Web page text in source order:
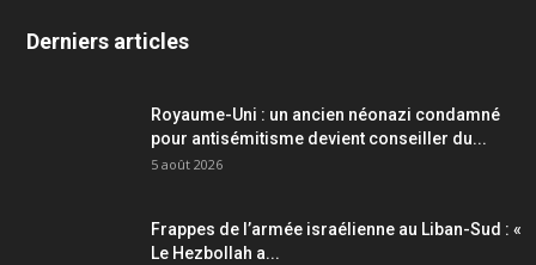
Derniers articles
Royaume-Uni : un ancien néonazi condamné
pour antisémitisme devient conseiller du...
5 août 2026
Frappes de l’armée israélienne au Liban-Sud : «
Le Hezbollah a...